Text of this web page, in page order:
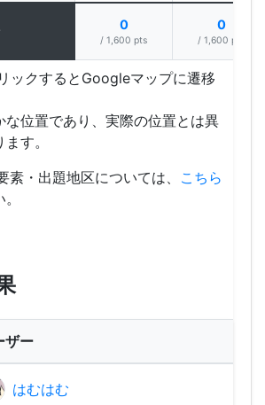
0
/ 1,600 pts
0
/ 1,600 pts
ックするとGoogleマップに遷移
な位置であり、実際の位置とは異
す。
素・出題地区については、 こちら
ザー
はむはむ